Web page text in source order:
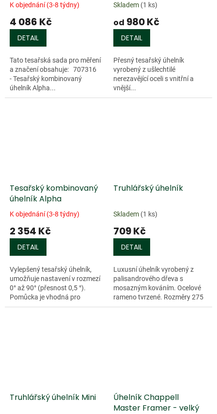
K objednání (3-8 týdny)
4 086 Kč
DETAIL
Tato tesařská sada pro měření
a značení obsahuje: 707316
- Tesařský kombinovaný
úhelník Alpha...
Skladem (1 ks)
od 980 Kč
DETAIL
Přesný tesařský úhelník
vyrobený z ušlechtilé
nerezavějící oceli s vnitřní a
vnější...
Tesařský kombinovaný
úhelník Alpha
K objednání (3-8 týdny)
2 354 Kč
DETAIL
Vylepšený tesařský úhelník,
umožňuje nastavení v rozmezí
0° až 90° (přesnost 0,5 °).
Pomůcka je vhodná pro
přenášení a rýsování úhlů při
Truhlářský úhelník
Skladem (1 ks)
709 Kč
DETAIL
Luxusní úhelník vyrobený z
palisandrového dřeva s
mosazným kováním. Ocelové
rameno tvrzené. Rozměry 275
x 155 mm.
Truhlářský úhelník Mini
Úhelník Chappell
Master Framer - velký